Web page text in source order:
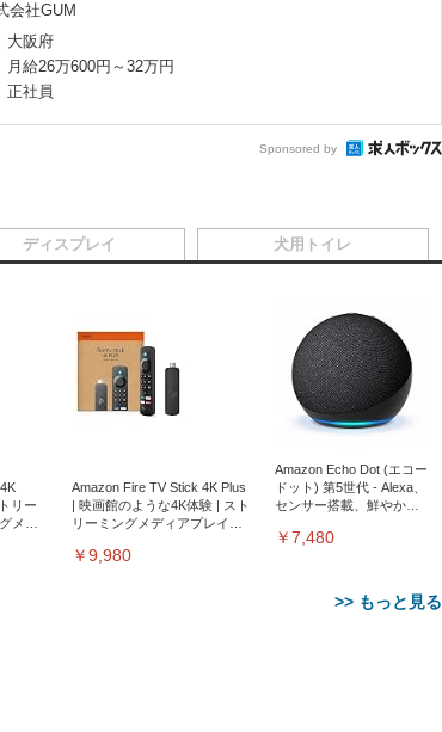
会社GUM
大阪府
月給26万600円～32万円
正社員
Sponsored by
リー
メデ
Amazon Fire TV Stick 4K Plus
| 映画館のような4K体験 | スト
リーミングメディアプレイヤ
￥9,980
Amazon Echo Dot (エコー
ドット) 第5世代 - Alexa、
センサー搭載、鮮やかな
￥7,480
>> もっと見る
ディスプレイ 犬用トイレ